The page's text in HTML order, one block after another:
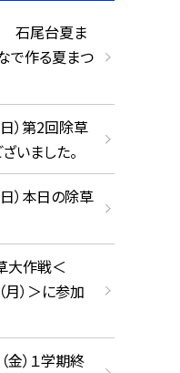
石尾台夏ま
で作る夏まつ
）第2回除草
いました。
）本日の除草
大作戦＜
月）＞に参加
金）１学期終